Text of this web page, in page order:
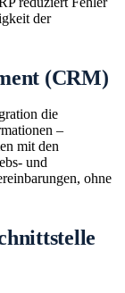
der
(CRM)
die
–
mit den
und
ohne